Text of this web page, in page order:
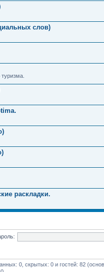
слов)
раскладки.
0, скрытых: 0 и гостей: 82